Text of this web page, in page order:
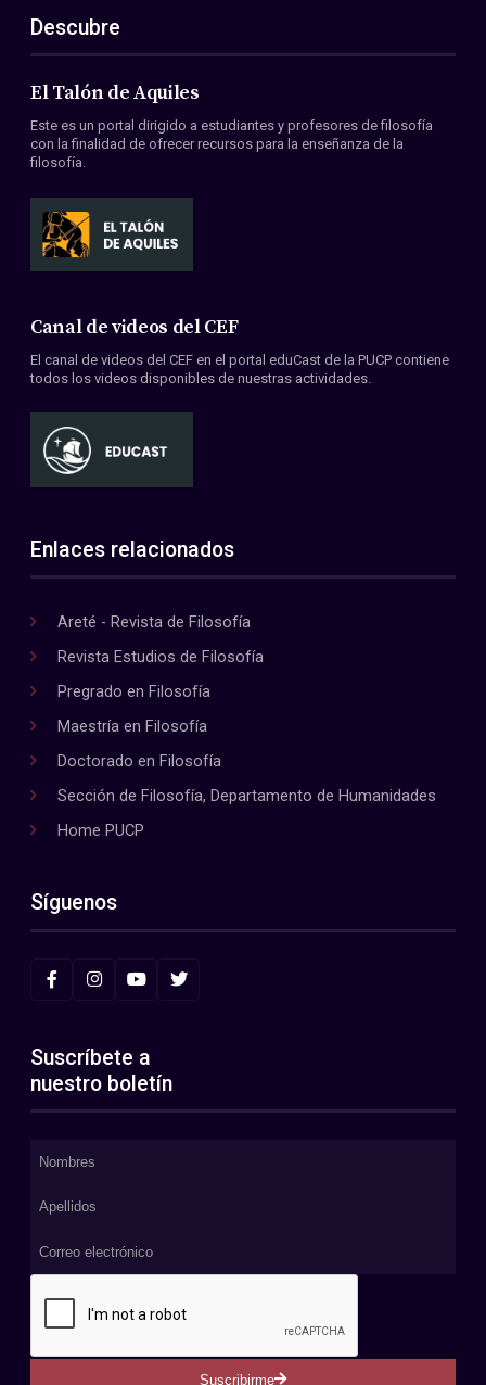
Descubre
El Talón de Aquiles
Este es un portal dirigido a estudiantes y profesores de filosofía
con la finalidad de ofrecer recursos para la enseñanza de la
filosofía.
Canal de videos del CEF
El canal de videos del CEF en el portal eduCast de la PUCP contiene
todos los videos disponibles de nuestras actividades.
Enlaces relacionados
Areté - Revista de Filosofía
Revista Estudios de Filosofía
Pregrado en Filosofía
Maestría en Filosofía
Doctorado en Filosofía
Sección de Filosofía, Departamento de Humanidades
Home PUCP
Síguenos
Suscríbete a
nuestro boletín
Suscribirme